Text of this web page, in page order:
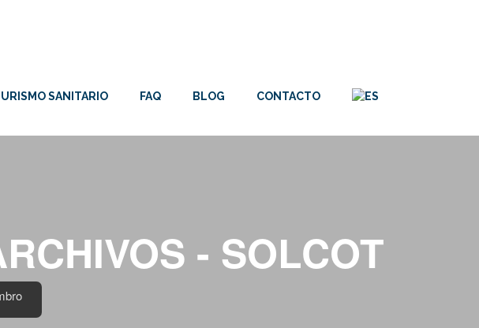
SANITARIO FAQ BLOG CONTACTO
- SOLCOT